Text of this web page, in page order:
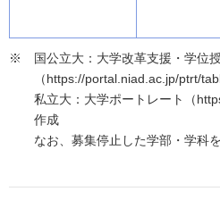
国公立大：大学改革支援・学位
（https://portal.niad.ac.jp/ptrt/
私立大：大学ポートレート（
作成
なお、募集停止した学部・学科